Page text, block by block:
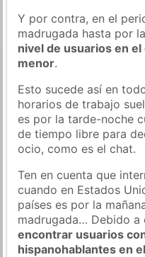
Y por contra, en el
madrugada hasta por
nivel de usuarios en
menor.
Esto sucede así en
horarios de trabajo
es por la tarde-noche
de tiempo libre para
ocio, como es el chat.
Ten en cuenta que
cuando en Estados
países es por la
madrugada… Debido
encontrar usuarios
hispanohablantes en